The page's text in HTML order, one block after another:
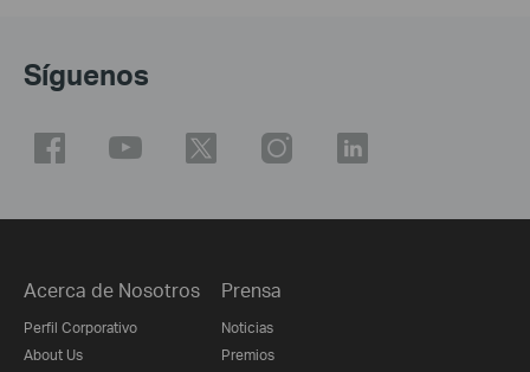
Síguenos
Acerca de Nosotros
Perfil Corporativo
About Us
Prensa
Noticias
Premios